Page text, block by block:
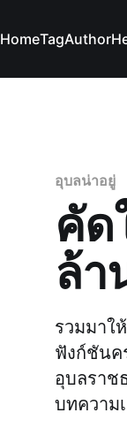
HomeTagAuthor
อุบลน่าอยู่
คัด
ล้า
รวมมาใ
ฟังก์ชันค
อุบลราช
บทความ